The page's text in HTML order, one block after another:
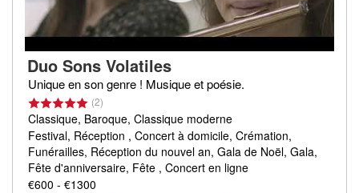
Duo Sons Volatiles
Unique en son genre ! Musique et poésie.
(2)
Classique, Baroque, Classique moderne
Festival, Réception , Concert à domicile, Crémation,
Funérailles, Réception du nouvel an, Gala de Noël, Gala,
Fête d'anniversaire, Fête , Concert en ligne
€600 - €1300